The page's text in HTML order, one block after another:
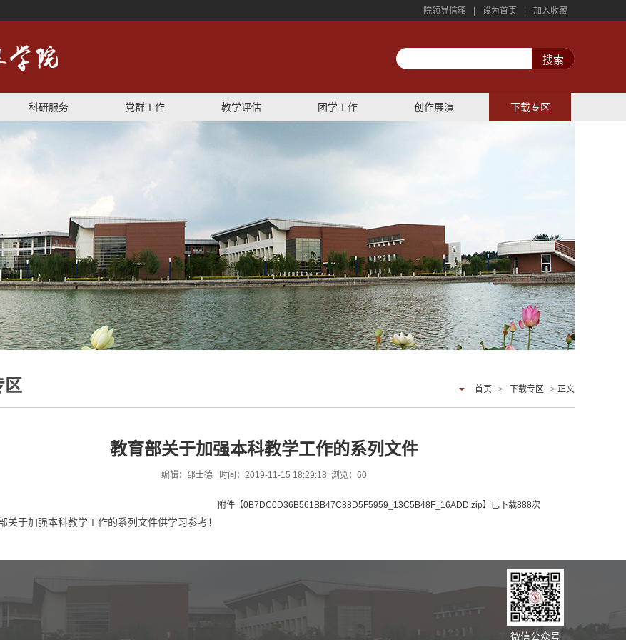
院领导信箱 设为首页 加入收藏
科研服务 党群工作 教学评估 团学工作 创作展演 下载专区
区 首页 > 下载专区 > 正文
教育部关于加强本科教学工作的系列文件
编辑：邵士德 时间：2019-11-15 18:29:18 浏览： 60
关于加强本科教学工作的系列文件供学习参考！
附件【0B7DC0D36B561BB47C88D5F5959_13C5B48F_16ADD.zip】已下载888次
微信公众号